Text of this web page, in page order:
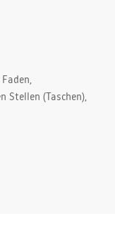
Stellen (Taschen),